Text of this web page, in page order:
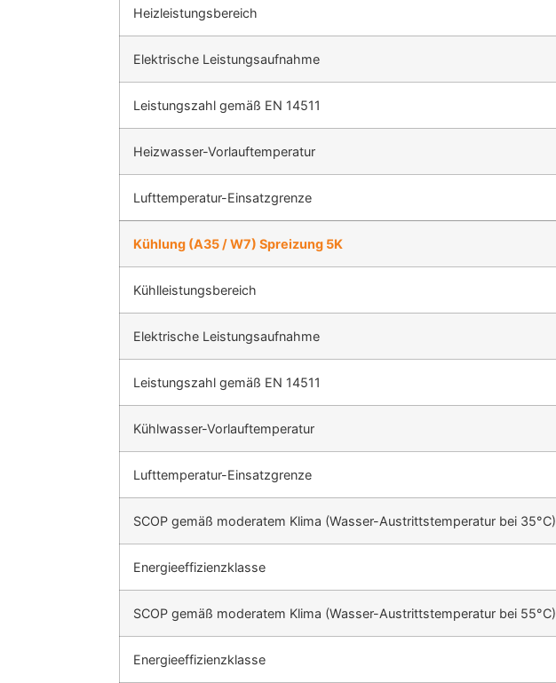
Heizleistungsbereich
Elektrische Leistungsaufnahme
Leistungszahl gemäß EN 14511
Heizwasser-Vorlauftemperatur
Lufttemperatur-Einsatzgrenze
Kühlung (A35 / W7) Spreizung 5K
Kühlleistungsbereich
Elektrische Leistungsaufnahme
Leistungszahl gemäß EN 14511
Kühlwasser-Vorlauftemperatur
Lufttemperatur-Einsatzgrenze
SCOP gemäß moderatem Klima (Wasser-Austrittstemperatur bei 35°C)
Energieeffizienzklasse
SCOP gemäß moderatem Klima (Wasser-Austrittstemperatur bei 55°C)
Energieeffizienzklasse